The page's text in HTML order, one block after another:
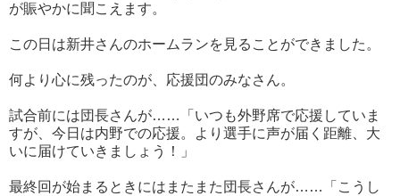
が賑やかに聞こえます。
この日は新井さんのホームランを見ることができました。
何より心に残ったのが、応援団のみなさん。
試合前には団長さんが……「いつも外野席で応援していま
すが、今日は内野での応援。より選手に声が届く距離、大
いに届けていきましょう！」
最終回が始まるときにはまたまた団長さんが……「こうし